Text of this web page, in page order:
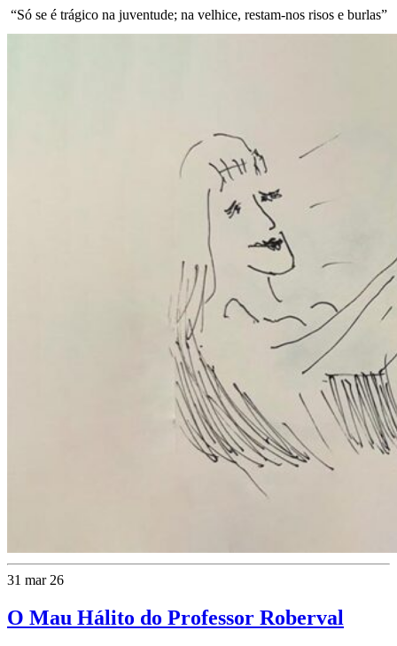
“Só se é trágico na juventude; na velhice, restam-nos risos e burlas”
31 mar 26
O Mau Hálito do Professor Roberval